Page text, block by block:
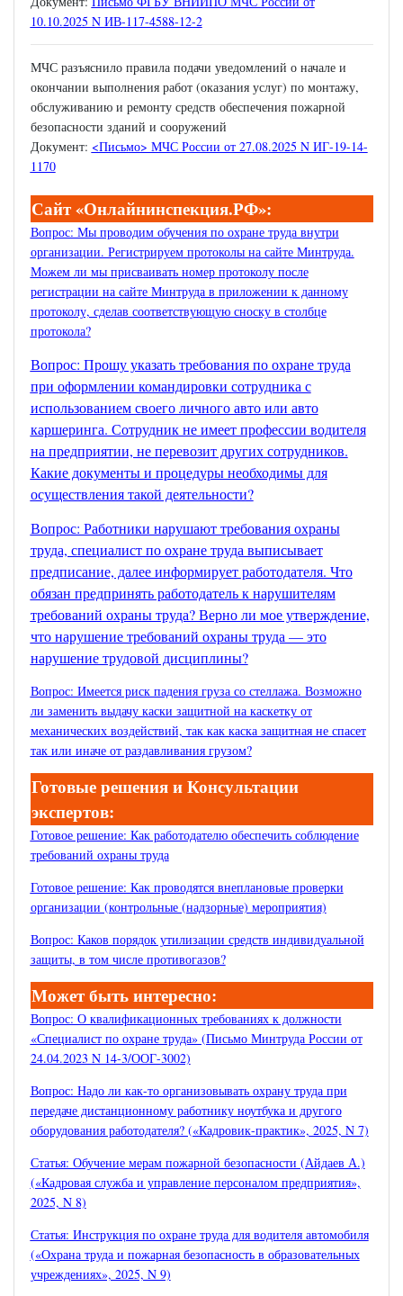
10.10.2025 N ИВ-117-4588-12-2
МЧС разъяснило правила подачи уведомлений о начале и
окончании выполнения работ (оказания услуг) по монтажу,
обслуживанию и ремонту средств обеспечения пожарной
безопасности зданий и сооружений
Документ: <Письмо> МЧС России от 27.08.2025 N ИГ-19-14-
1170
Сайт «Онлайнинспекция.РФ»:
Вопрос: Мы проводим обучения по охране труда внутри
организации. Регистрируем протоколы на сайте Минтруда.
Можем ли мы присваивать номер протоколу после
регистрации на сайте Минтруда в приложении к данному
протоколу, сделав соответствующую сноску в столбце
протокола?
Вопрос: Прошу указать требования по охране труда
при оформлении командировки сотрудника с
использованием своего личного авто или авто
каршеринга. Сотрудник не имеет профессии водителя
на предприятии, не перевозит других сотрудников.
Какие документы и процедуры необходимы для
осуществления такой деятельности?
Вопрос: Работники нарушают требования охраны
труда, специалист по охране труда выписывает
предписание, далее информирует работодателя. Что
обязан предпринять работодатель к нарушителям
требований охраны труда? Верно ли мое утверждение,
что нарушение требований охраны труда — это
нарушение трудовой дисциплины?
Вопрос: Имеется риск падения груза со стеллажа. Возможно
ли заменить выдачу каски защитной на каскетку от
механических воздействий, так как каска защитная не спасет
так или иначе от раздавливания грузом?
Готовые решения и Консультации
экспертов:
Готовое решение: Как работодателю обеспечить соблюдение
требований охраны труда
Готовое решение: Как проводятся внеплановые проверки
организации (контрольные (надзорные) мероприятия)
Вопрос: Каков порядок утилизации средств индивидуальной
защиты, в том числе противогазов?
Может быть интересно:
Вопрос: О квалификационных требованиях к должности
«Специалист по охране труда» (Письмо Минтруда России от
24.04.2023 N 14-3/ООГ-3002)
Вопрос: Надо ли как-то организовывать охрану труда при
передаче дистанционному работнику ноутбука и другого
оборудования работодателя? («Кадровик-практик», 2025, N 7)
Статья: Обучение мерам пожарной безопасности (Айдаев А.)
(«Кадровая служба и управление персоналом предприятия»,
2025, N 8)
Статья: Инструкция по охране труда для водителя автомобиля
(«Охрана труда и пожарная безопасность в образовательных
учреждениях», 2025, N 9)